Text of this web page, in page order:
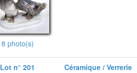
8 photo(s)
Lot n° 201 Céramique / Verrerie